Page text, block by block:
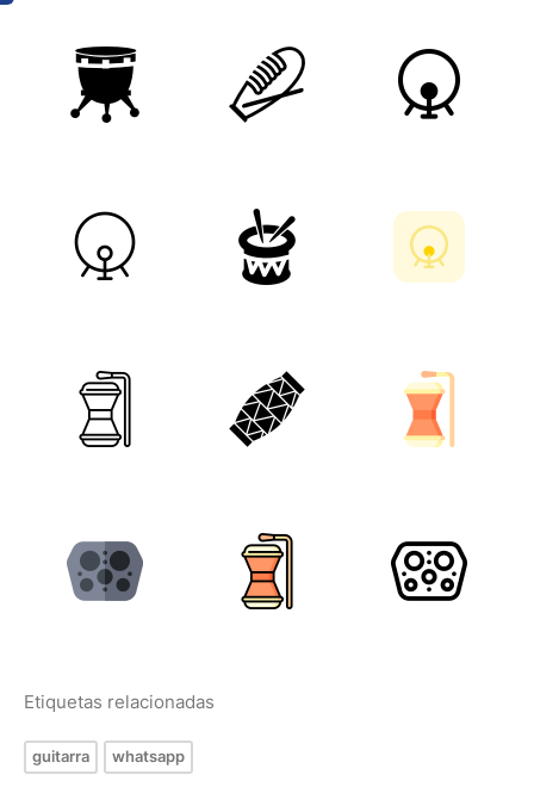
Etiquetas relacionadas
guitarra whatsapp